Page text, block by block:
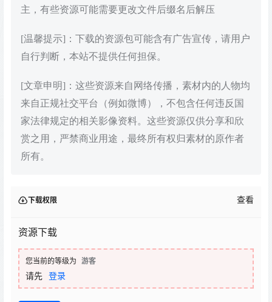
主，有些资源可能需要更改文件后缀名后解压
[温馨提示]：下载的资源包可能含有广告宣传，请用户
自行判断，本站不提供任何担保。
[文章申明]：这些资源来自网络传播，素材内的人物均
来自正规社交平台（例如微博），不包含任何违反国
家法律规定的相关影像资料。这些资源仅供分享和欣
赏之用，严禁商业用途，最终所有权归素材的原作者
所有。
下载权限 查看
资源下载
您当前的等级为 游客
请先 登录